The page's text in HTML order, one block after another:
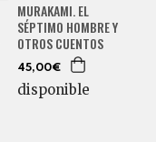
MURAKAMI. EL
SÉPTIMO HOMBRE Y
OTROS CUENTOS
45,00€
disponible